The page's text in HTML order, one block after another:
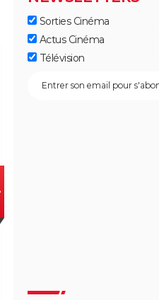
Sorties Cinéma
Actus Cinéma
Télévision